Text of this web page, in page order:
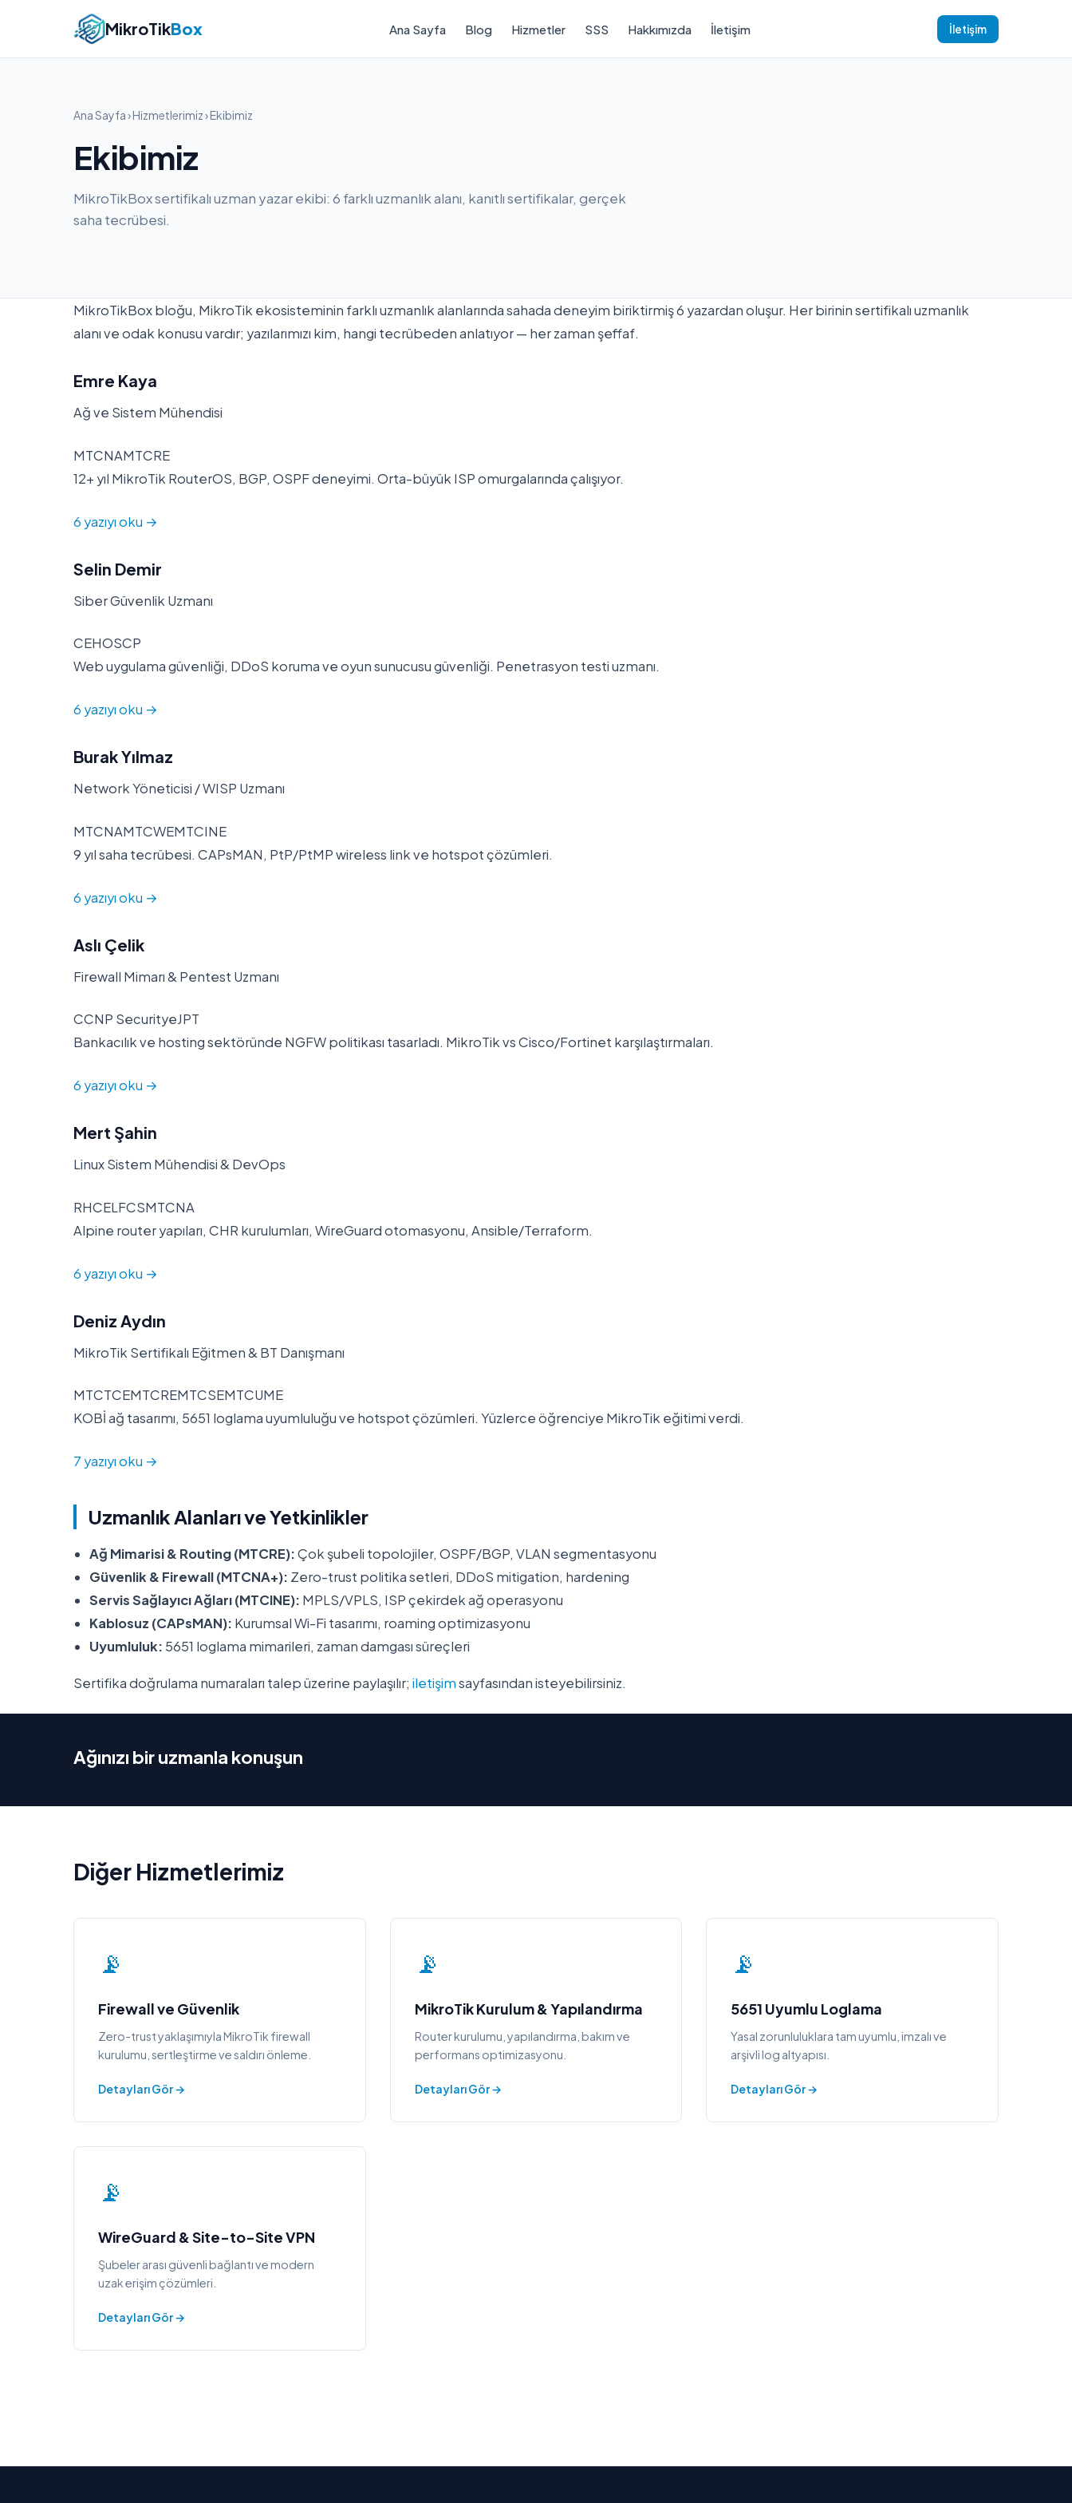
MikroTikBox Ana Sayfa Blog Hizmetler SSS Hakkımızda İletişim İletişim
Ana Sayfa›Hizmetlerimiz› Ekibimiz
Ekibimiz
MikroTikBox sertifikalı uzman yazar ekibi: 6 farklı uzmanlık alanı, kanıtlı sertifikalar, gerçek
saha tecrübesi.
MikroTikBox bloğu, MikroTik ekosisteminin farklı uzmanlık alanlarında sahada deneyim biriktirmiş 6 yazardan oluşur. Her birinin sertifikalı uzmanlık
alanı ve odak konusu vardır; yazılarımızı kim, hangi tecrübeden anlatıyor — her zaman şeffaf.
Emre Kaya
Ağ ve Sistem Mühendisi
MTCNAMTCRE
12+ yıl MikroTik RouterOS, BGP, OSPF deneyimi. Orta-büyük ISP omurgalarında çalışıyor.
6 yazıyı oku →
Selin Demir
Siber Güvenlik Uzmanı
CEHOSCP
Web uygulama güvenliği, DDoS koruma ve oyun sunucusu güvenliği. Penetrasyon testi uzmanı.
6 yazıyı oku →
Burak Yılmaz
Network Yöneticisi / WISP Uzmanı
MTCNAMTCWEMTCINE
9 yıl saha tecrübesi. CAPsMAN, PtP/PtMP wireless link ve hotspot çözümleri.
6 yazıyı oku →
Aslı Çelik
Firewall Mimarı & Pentest Uzmanı
CCNP SecurityeJPT
Bankacılık ve hosting sektöründe NGFW politikası tasarladı. MikroTik vs Cisco/Fortinet karşılaştırmaları.
6 yazıyı oku →
Mert Şahin
Linux Sistem Mühendisi & DevOps
RHCELFCSMTCNA
Alpine router yapıları, CHR kurulumları, WireGuard otomasyonu, Ansible/Terraform.
6 yazıyı oku →
Deniz Aydın
MikroTik Sertifikalı Eğitmen & BT Danışmanı
MTCTCEMTCREMTCSEMTCUME
KOBİ ağ tasarımı, 5651 loglama uyumluluğu ve hotspot çözümleri. Yüzlerce öğrenciye MikroTik eğitimi verdi.
7 yazıyı oku →
Uzmanlık Alanları ve Yetkinlikler
Ağ Mimarisi & Routing (MTCRE):Çok şubeli topolojiler, OSPF/BGP, VLAN segmentasyonu
Güvenlik & Firewall (MTCNA+): Zero-trust politika setleri, DDoS mitigation, hardening
Servis Sağlayıcı Ağları (MTCINE): MPLS/VPLS, ISP çekirdek ağ operasyonu
Kablosuz (CAPsMAN): Kurumsal Wi-Fi tasarımı, roaming optimizasyonu
Uyumluluk: 5651 loglama mimarileri, zaman damgası süreçleri
Sertifika doğrulama numaraları talep üzerine paylaşılır; iletişimsayfasından isteyebilirsiniz.
Ağınızı bir uzmanla konuşun
Diğer Hizmetlerimiz
📡
Firewall ve Güvenlik
Zero-trust yaklaşımıyla MikroTik firewall
kurulumu, sertleştirme ve saldırı önleme.
Detayları Gör →
📡
MikroTik Kurulum & Yapılandırma
Router kurulumu, yapılandırma, bakım ve
performans optimizasyonu.
Detayları Gör →
📡
5651 Uyumlu Loglama
Yasal zorunluluklara tam uyumlu, imzalı ve
arşivli log altyapısı.
Detayları Gör →
📡
WireGuard & Site-to-Site VPN
Şubeler arası güvenli bağlantı ve modern
uzak erişim çözümleri.
Detayları Gör →